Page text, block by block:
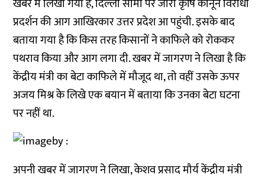
खबर में लिखा गया है, दिल्ली सीमा पर जारी कृषि कानून विरोधी
प्रदर्शन की आग आखिरकार उत्तर प्रदेश आ पहुंची. इसके बाद
बताया गया है कि किस तरह किसानों ने काफिले को रोककर
पथराव किया और आग लगा दी. खबर में जागरण ने लिखा है कि
केंद्रीय मंत्री का बेटा काफिले में मौजूद था, तो वहीं उसके ऊपर
अजय मिश्र के लिखे एक बयान में बताया कि उनका बेटा घटना
पर नहीं था.
अपनी खबर में जागरण ने लिखा, केशव प्रसाद मौर्य केंद्रीय मंत्री